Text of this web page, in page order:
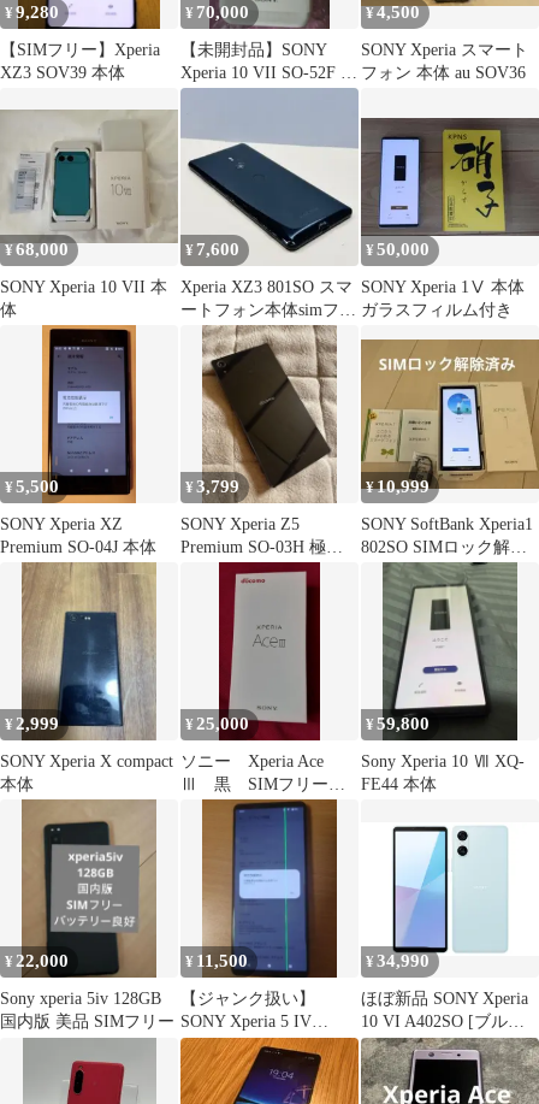
¥9,280
【SIMフリー】Xperia
XZ3 SOV39 本体
¥ 70,000
【未開封品】SONY
Xperia 10 VII SO-52F タ
ーコイズ 本体
¥4,500
SONY Xperia スマート
フォン 本体 au SOV36
¥68,000
SONY Xperia 10 VII 本
体
¥ 7,600
Xperia XZ3 801SO スマ
ートフォン本体simフリ
ーS2873
¥50,000
SONY Xperia 1Ⅴ 本体
ガラスフィルム付き
¥5,500
SONY Xperia XZ
Premium SO-04J 本体
¥3,799
SONY Xperia Z5
Premium SO-03H 極美
品 SIMフリー
¥10,999
SONY SoftBank Xperia1
802SO SIMロック解除
¥ 2,999
SONY Xperia X compact
本体
¥ 25,000
ソニー Xperia Ace
Ⅲ 黒 SIMフリー
¥59,800
Sony Xperia 10 Ⅶ XQ-
FE44 本体
¥22,000
Sony xperia 5iv 128GB
国内版 美品 SIMフリー
¥ 11,500
【ジャンク扱い】
SONY Xperia 5 IV
204SO ブラック
¥34,990
ほぼ新品 SONY Xperia
10 VI A402SO [ブルー]
SoftBank